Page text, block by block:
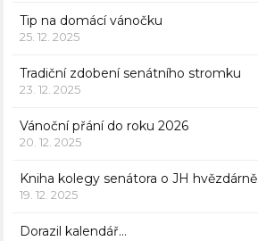
Tip na domácí vánočku
25. 12. 2025
Tradiční zdobení senátního stromku
23. 12. 2025
Vánoční přání do roku 2026
20. 12. 2025
Kniha kolegy senátora o JH hvězdárně
19. 12. 2025
Dorazil kalendář…